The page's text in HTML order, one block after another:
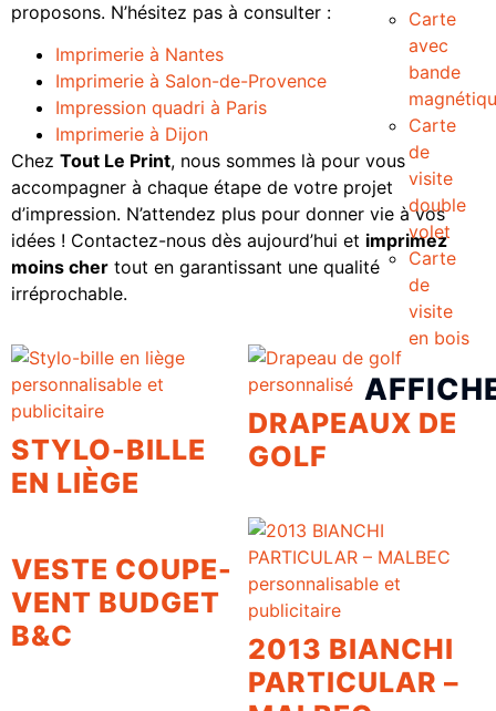
Carte
avec
bande
Carte
de
visite
double
volet
Carte
de
visite
en bois
proposons. N’hésitez pas à consulter :
Imprimerie à Nantes
Imprimerie à Salon-de-Provence
Impression quadri à Paris
Imprimerie à Dijon
Chez Tout Le Print, nous sommes là pour vous
accompagner à chaque étape de votre projet
d’impression. N’attendez plus pour donner vie à vos
idées ! Contactez-nous dès aujourd’hui et imprimez
moins cher tout en garantissant une qualité
irréprochable.
STYLO-BILLE
EN LIÈGE
DRAPEAUX DE
GOLF
VESTE COUPE-
VENT BUDGET
B&C
2013 BIANCHI
PARTICULAR –